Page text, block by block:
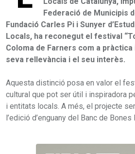
Federació de Municipis
Fundació Carles Pi i Sunyer
Locals, ha reconegut el festival
Coloma de Farners com a
seva rellevància i el seu interès.
Aquesta distinció posa en valor el
cultural que pot ser útil i inspiradora
i entitats locals. A més, el projecte
l’edició d’enguany del Banc de